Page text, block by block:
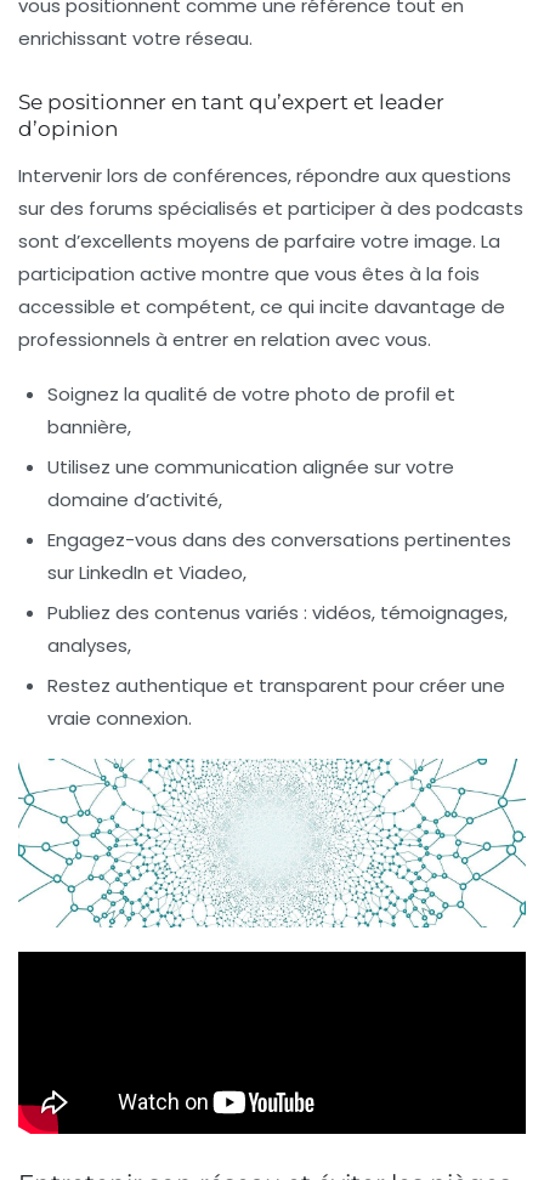
vous positionnent comme une référence tout en
enrichissant votre réseau.
Se positionner en tant qu’expert et leader
d’opinion
Intervenir lors de conférences, répondre aux questions
sur des forums spécialisés et participer à des podcasts
sont d’excellents moyens de parfaire votre image. La
participation active montre que vous êtes à la fois
accessible et compétent, ce qui incite davantage de
professionnels à entrer en relation avec vous.
Soignez la qualité de votre photo de profil et
bannière,
Utilisez une communication alignée sur votre
domaine d’activité,
Engagez-vous dans des conversations pertinentes
sur LinkedIn et Viadeo,
Publiez des contenus variés : vidéos, témoignages,
analyses,
Restez authentique et transparent pour créer une
vraie connexion.